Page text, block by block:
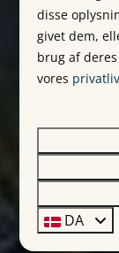
disse
givet dem,
brug af
vores
DA